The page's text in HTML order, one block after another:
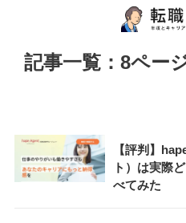
記事一覧：8ペー
【評判】
ト）は実際
べてみた